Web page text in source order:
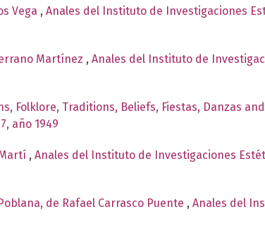
Vega , Anales del Instituto de Investigaciones
Martínez , Anales del Instituto de
Folklore, Traditions, Beliefs, Fiestas, Danzas
año 1949
, Anales del Instituto de Investigaciones
de Rafael Carrasco Puente , Anales del